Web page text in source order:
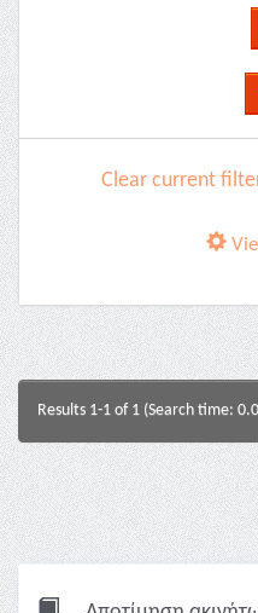
Clear current
Results 1-1 of 1 (Search time: